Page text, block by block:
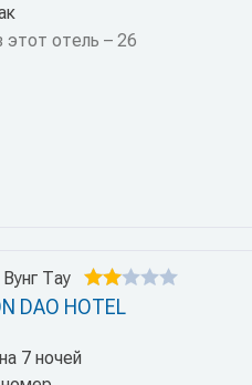
этот отель – 26
Тау
DAO HOTEL
7 ночей